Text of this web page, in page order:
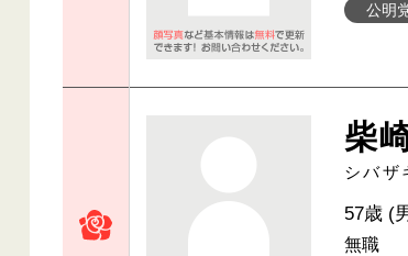
公明
柴
シバザ
57歳 (
無職